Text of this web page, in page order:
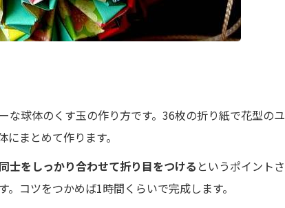
な球体のくす玉の作り方です。36枚の折り紙で花型のユ
まとめて作ります。
士をしっかり合わせて折り目をつける というポイントさ
コツをつかめば1時間くらいで完成します。